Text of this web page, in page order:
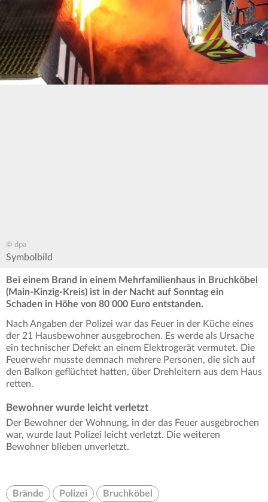
© dpa
Symbolbild
Bei einem Brand in einem Mehrfamilienhaus in Bruchköbel
(Main-Kinzig-Kreis) ist in der Nacht auf Sonntag ein
Schaden in Höhe von 80 000 Euro entstanden.
Nach Angaben der Polizei war das Feuer in der Küche eines
der 21 Hausbewohner ausgebrochen. Es werde als Ursache
ein technischer Defekt an einem Elektrogerät vermutet. Die
Feuerwehr musste demnach mehrere Personen, die sich auf
den Balkon geflüchtet hatten, über Drehleitern aus dem Haus
retten.
Bewohner wurde leicht verletzt
Der Bewohner der Wohnung, in der das Feuer ausgebrochen
war, wurde laut Polizei leicht verletzt. Die weiteren
Bewohner blieben unverletzt.
Brände Polizei Bruchköbel